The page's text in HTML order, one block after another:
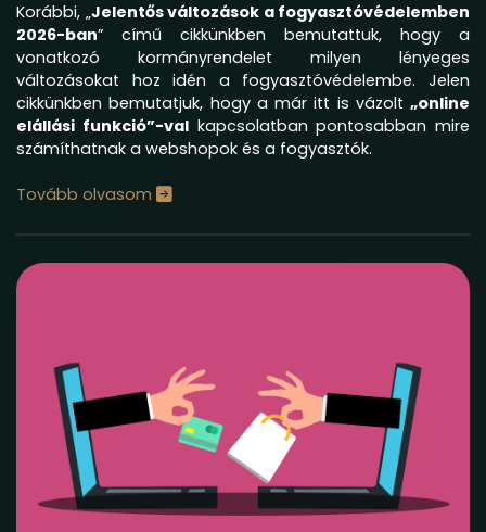
Korábbi, „Jelentős változások a fogyasztóvédelemben
2026-ban” című cikkünkben bemutattuk, hogy a
vonatkozó kormányrendelet milyen lényeges
változásokat hoz idén a fogyasztóvédelembe. Jelen
cikkünkben bemutatjuk, hogy a már itt is vázolt „online
elállási funkció”-valkapcsolatban pontosabban mire
számíthatnak a webshopok és a fogyasztók.
Tovább olvasom